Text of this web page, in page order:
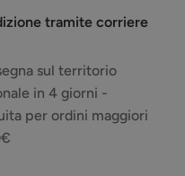
tramite corriere
sul territorio
in 4 giorni -
per ordini maggiori